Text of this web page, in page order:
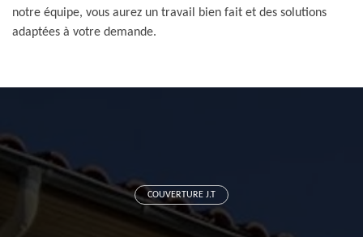
notre équipe, vous aurez un travail bien fait et des solutions
adaptées à votre demande.
COUVERTURE J.T